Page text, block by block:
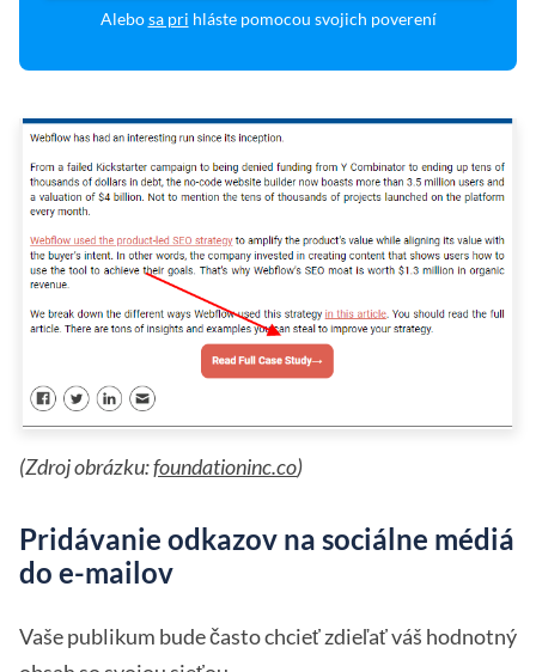
Alebosa pri hláste pomocou svojich poverení
(Zdroj obrázku:foundationinc.co)
Pridávanie odkazov na sociálne médiá
do e-mailov
Vaše publikum bude často chcieť zdieľať váš hodnotný